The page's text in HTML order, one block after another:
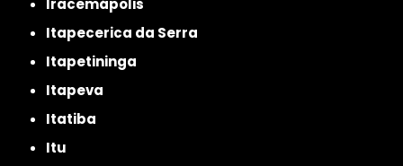
Iracemápolis
Itapecerica da Serra
Itapetininga
Itapeva
Itatiba
Itu